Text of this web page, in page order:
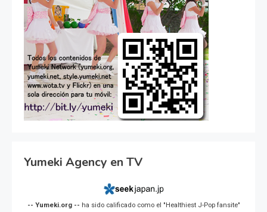
Yumeki Agency en TV
-- Yumeki.org -- ha sido calificado como el "Healthiest J-Pop fansite"